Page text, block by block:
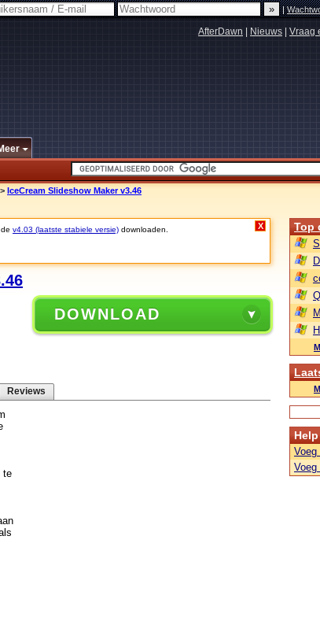
|
AfterDawn Nieuws Vraag
> IceCream Slideshow Maker v3.46
v4.03 (laatste stabiele versie) downloaden. X
DOWNLOAD
Reviews
te
Top
Voeg
Voeg